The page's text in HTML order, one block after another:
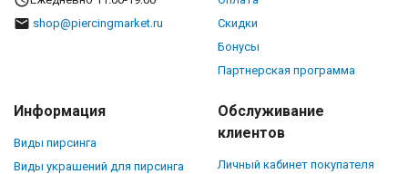
shop@piercingmarket.ru
Скидки
Бонусы
Партнерская программа
Информация
Виды пирсинга
Виды украшений для пирсинга
Обслуживание
клиентов
Личный кабинет покупателя